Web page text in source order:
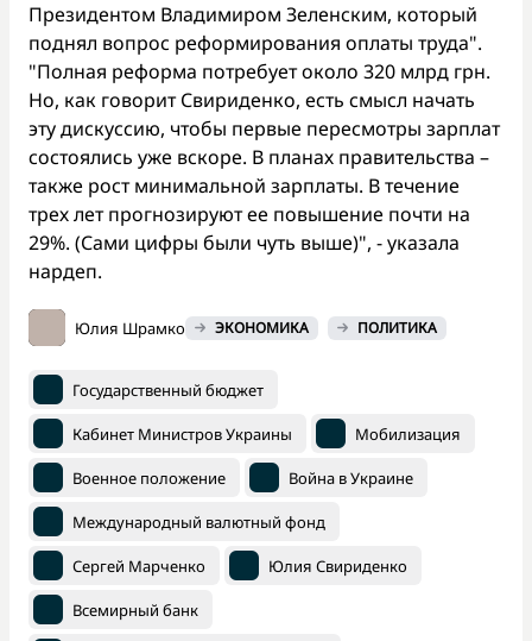
Президентом Владимиром Зеленским, который
поднял вопрос реформирования оплаты труда".
"Полная реформа потребует около 320 млрд грн.
Но, как говорит Свириденко, есть смысл начать
эту дискуссию, чтобы первые пересмотры зарплат
состоялись уже вскоре. В планах правительства –
также рост минимальной зарплаты. В течение
трех лет прогнозируют ее повышение почти на
29%. (Сами цифры были чуть выше)", - указала
нардеп.
Юлия Шрамко ЭКОНОМИКА ПОЛИТИКА
Государственный бюджет
Кабинет Министров Украины Мобилизация
Военное положение Война в Украине
Международный валютный фонд
Сергей Марченко Юлия Свириденко
Всемирный банк